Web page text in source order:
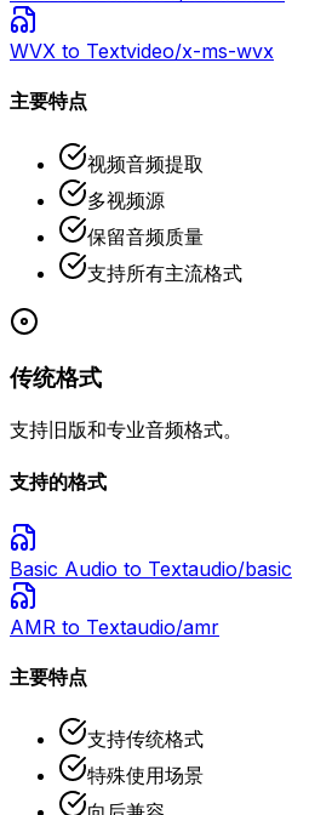
WVX to Textvideo/x-ms-wvx
主要特点
视频音频提取
多视频源
保留音频质量
支持所有主流格式
传统格式
支持旧版和专业音频格式。
支持的格式
Basic Audio to Textaudio/basic
AMR to Textaudio/amr
主要特点
支持传统格式
特殊使用场景